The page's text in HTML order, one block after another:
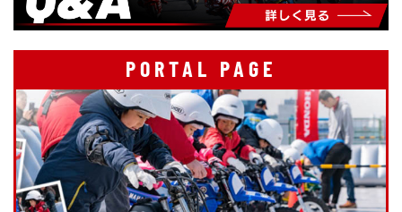
PORTAL PAGE